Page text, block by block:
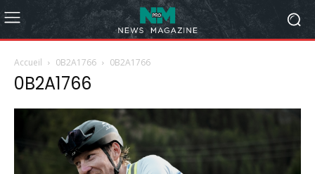
Accueil 0B2A1766 0B2A1766
0B2A1766